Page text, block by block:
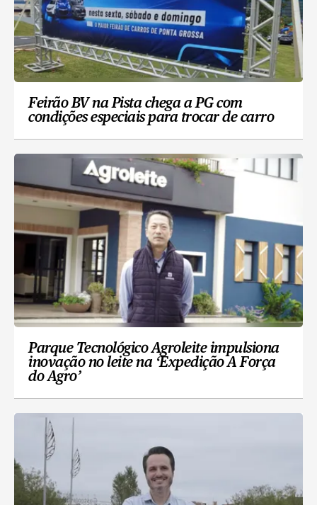
Feirão BV na Pista chega a PG com
condições especiais para trocar de carro
Parque Tecnológico Agroleite impulsiona
inovação no leite na ‘Expedição A Força
do Agro’